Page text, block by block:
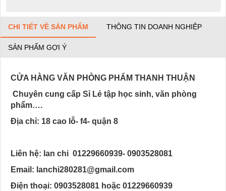
CHI TIẾT VỀ SẢN PHẨM THÔNG TIN DOANH NGHIỆP
SẢN PHẨM GỢI Ý
CỬA HÀNG VĂN PHÒNG PHẨM THANH THUẬN
Chuyên cung cấp Sỉ Lẻ tập học sinh, văn phòng
phẩm….
Địa chỉ: 18 cao lỗ- f4- quận 8
Liên hệ: lan chi 01229660939- 0903528081
Email: lanchi280281@gmail.com
Điện thoại: 0903528081 hoặc 01229660939